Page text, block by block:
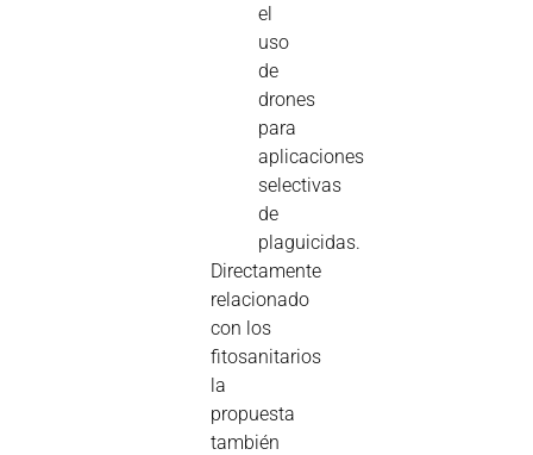
el
uso
de
drones
para
aplicaciones
selectivas
de
plaguicidas.
Directamente
relacionado
con los
fitosanitarios
la
propuesta
también